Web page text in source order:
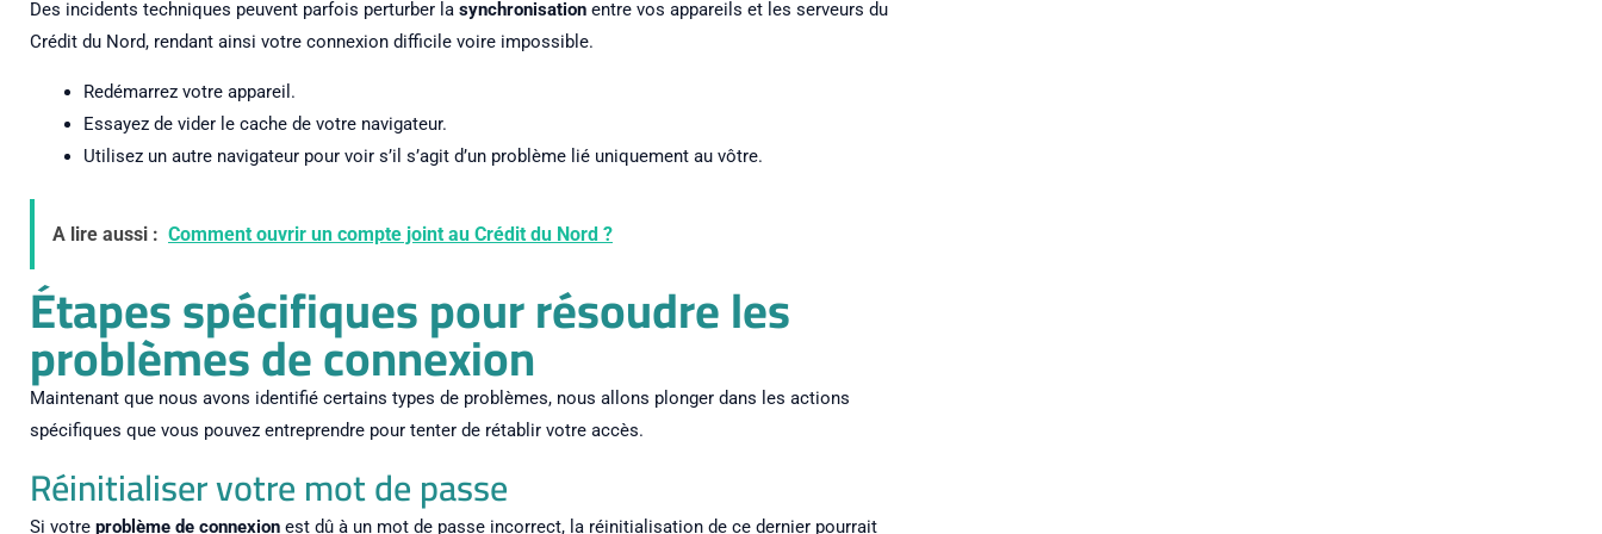
Des incidents techniques peuvent parfois perturber la synchronisation entre vos appareils et les serveurs du
Crédit du Nord, rendant ainsi votre connexion difficile voire impossible.
Redémarrez votre appareil.
Essayez de vider le cache de votre navigateur.
Utilisez un autre navigateur pour voir s’il s’agit d’un problème lié uniquement au vôtre.
A lire aussi : Comment ouvrir un compte joint au Crédit du Nord ?
Étapes spécifiques pour résoudre les
problèmes de connexion
Maintenant que nous avons identifié certains types de problèmes, nous allons plonger dans les actions
spécifiques que vous pouvez entreprendre pour tenter de rétablir votre accès.
Réinitialiser votre mot de passe
Si votre problème de connexion est dû à un mot de passe incorrect, la réinitialisation de ce dernier pourrait